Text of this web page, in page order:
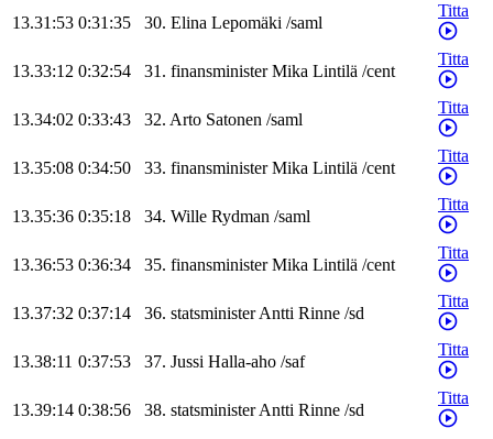
13.31:53 0:31:35 30. Elina Lepomäki /saml
Titta
13.33:12 0:32:54 31. finansminister Mika Lintilä /cent
Titta
13.34:02 0:33:43 32. Arto Satonen /saml
Titta
13.35:08 0:34:50 33. finansminister Mika Lintilä /cent
Titta
13.35:36 0:35:18 34. Wille Rydman /saml
Titta
13.36:53 0:36:34 35. finansminister Mika Lintilä /cent
Titta
13.37:32 0:37:14 36. statsministerAntti Rinne /sd
Titta
13.38:11 0:37:53 37. Jussi Halla-aho /saf
Titta
13.39:14 0:38:56 38. statsministerAntti Rinne /sd
Titta